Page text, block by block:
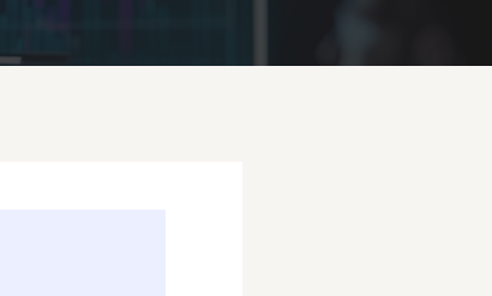
ビジネスプロセスアウトソーシング
革新
＆Aへの旅
パートナーシップ